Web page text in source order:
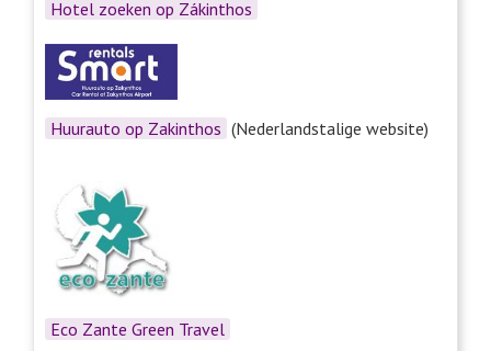
Hotel zoeken op Zákinthos
Huurauto op Zakinthos (Nederlandstalige website)
Eco Zante Green Travel